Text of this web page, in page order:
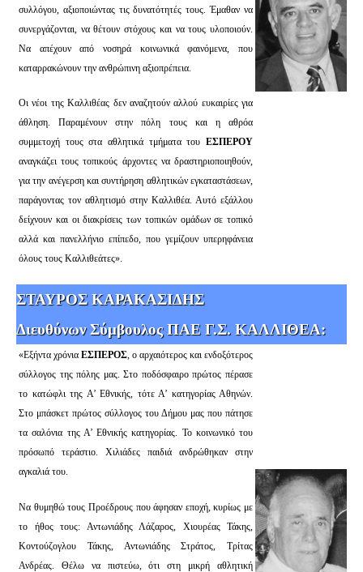
συλλόγου, αξιοποιώντας τις δυνατότητές τους. Έμαθαν να
συνεργάζονται, να θέτουν στόχους και να τους υλοποιούν.
Να απέχουν από νοσηρά κοινωνικά φαινόμενα, που
καταρρακώνουν την ανθρώπινη αξιοπρέπεια.
Οι νέοι της Καλλιθέας δεν αναζητούν αλλού ευκαιρίες για
άθληση. Παραμένουν στην πόλη τους και η αθρόα
συμμετοχή τους στα αθλητικά τμήματα του ΕΣΠΕΡΟΥ
αναγκάζει τους τοπικούς άρχοντες να δραστηριοποιηθούν,
για την ανέγερση και συντήρηση αθλητικών εγκαταστάσεων,
παράγοντας τον αθλητισμό στην Καλλιθέα. Αυτό εξάλλου
δείχνουν και οι διακρίσεις των τοπικών ομάδων σε τοπικό
αλλά και πανελλήνιο επίπεδο, που γεμίζουν υπερηφάνεια
όλους τους Καλλιθεάτες».
ΣΤΑΥΡΟΣ ΚΑΡΑΚΑΣΙΔΗΣ
Διευθύνων Σύμβουλος ΠΑΕ Γ.Σ. ΚΑΛΛΙΘΕΑ:
«Εξήντα χρόνια ΕΣΠΕΡΟΣ, ο αρχαιότερος και ενδοξότερος
σύλλογος της πόλης μας. Στο ποδόσφαιρο πρώτος πέρασε
το κατώφλι της Α’ Εθνικής, τότε Α’ κατηγορίας Αθηνών.
Στο μπάσκετ πρώτος σύλλογος του Δήμου μας που πάτησε
τα σαλόνια της Α’ Εθνικής κατηγορίας. Το κοινωνικό του
πρόσωπό τεράστιο. Χιλιάδες παιδιά ανδρώθηκαν στην
αγκαλιά του.
Να θυμηθώ τους Προέδρους που άφησαν εποχή, κυρίως με
το ήθος τους: Αντωνιάδης Λάζαρος, Χιουρέας Τάκης,
Κοντούζογλου Τάκης, Αντωνιάδης Στράτος, Τρίτας
Ανδρέας. Θέλω να πιστεύω, ότι στη μικρή αθλητική